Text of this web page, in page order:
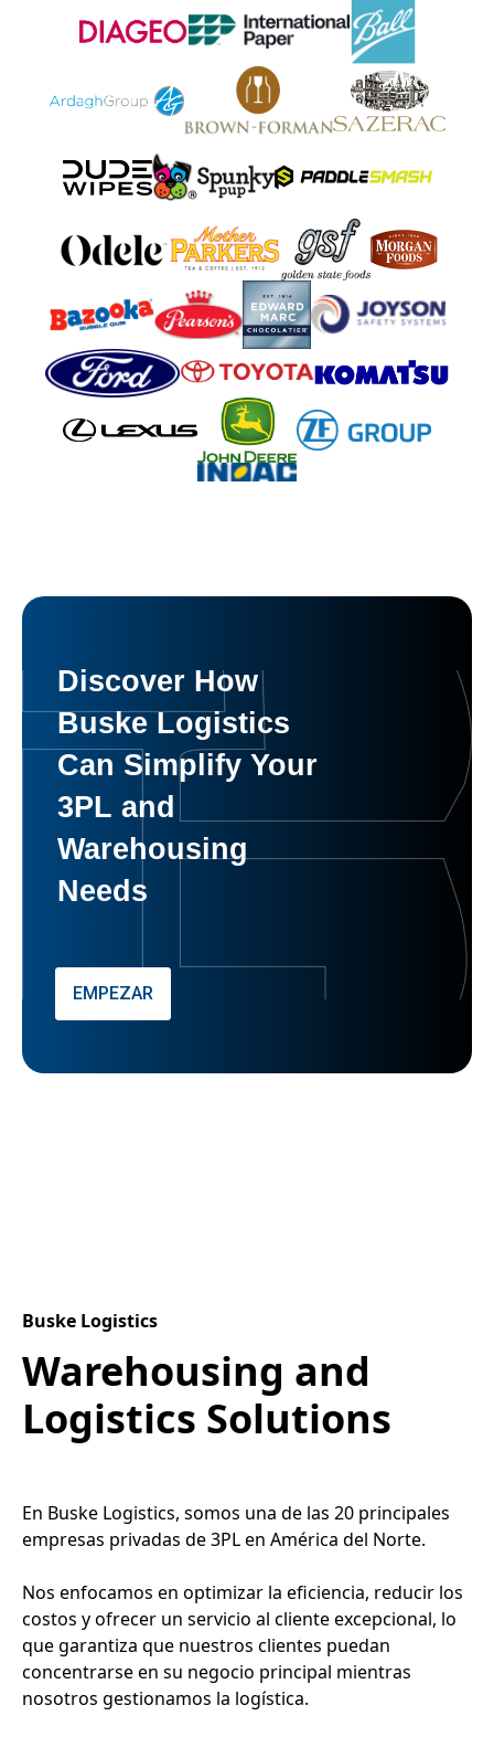
Discover How
Buske Logistics
Can Simplify Your
3PL and
Warehousing
Needs
EMPEZAR
Buske Logistics
Warehousing and
Logistics Solutions
En Buske Logistics, somos una de las 20 principales
empresas privadas de 3PL en América del Norte.
Nos enfocamos en optimizar la eficiencia, reducir los
costos y ofrecer un servicio al cliente excepcional, lo
que garantiza que nuestros clientes puedan
concentrarse en su negocio principal mientras
nosotros gestionamos la logística.